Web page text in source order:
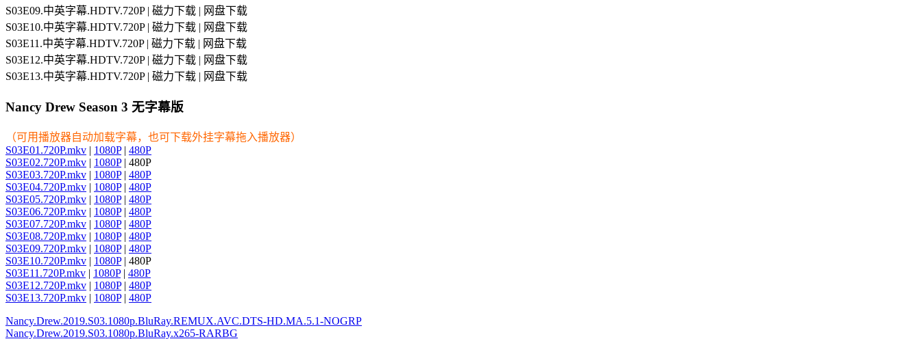
S03E09.中英字幕.HDTV.720P | 磁力下载 | 网盘下载
S03E10.中英字幕.HDTV.720P | 磁力下载 | 网盘下载
S03E11.中英字幕.HDTV.720P | 磁力下载 | 网盘下载
S03E12.中英字幕.HDTV.720P | 磁力下载 | 网盘下载
S03E13.中英字幕.HDTV.720P | 磁力下载 | 网盘下载
Nancy Drew Season 3 无字幕版
（可用播放器自动加载字幕，也可下载外挂字幕拖入播放器）
S03E01.720P.mkv | 1080P| 480P
S03E02.720P.mkv | 1080P| 480P
S03E03.720P.mkv | 1080P| 480P
S03E04.720P.mkv | 1080P| 480P
S03E05.720P.mkv | 1080P| 480P
S03E06.720P.mkv | 1080P| 480P
S03E07.720P.mkv | 1080P| 480P
S03E08.720P.mkv | 1080P| 480P
S03E09.720P.mkv | 1080P| 480P
S03E10.720P.mkv | 1080P| 480P
S03E11.720P.mkv | 1080P| 480P
S03E12.720P.mkv | 1080P| 480P
S03E13.720P.mkv | 1080P| 480P
Nancy.Drew.2019.S03.1080p.BluRay.REMUX.AVC.DTS-HD.MA.5.1-NOGRP
Nancy.Drew.2019.S03.1080p.BluRay.x265-RARBG